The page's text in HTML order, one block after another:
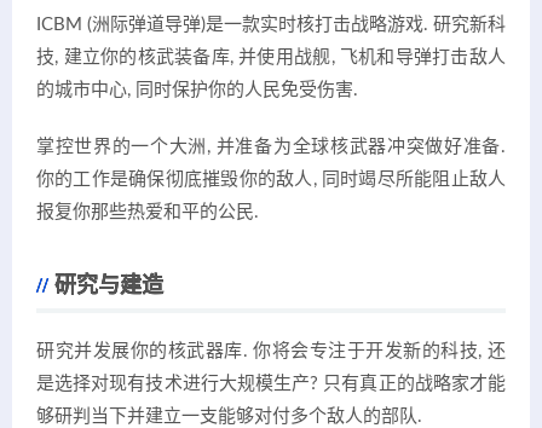
ICBM (洲际弹道导弹)是一款实时核打击战略游戏. 研究新科
技, 建立你的核武装备库, 并使用战舰, 飞机和导弹打击敌人
的城市中心, 同时保护你的人民免受伤害.
掌控世界的一个大洲, 并准备为全球核武器冲突做好准备.
你的工作是确保彻底摧毁你的敌人, 同时竭尽所能阻止敌人
报复你那些热爱和平的公民.
研究与建造
研究并发展你的核武器库. 你将会专注于开发新的科技, 还
是选择对现有技术进行大规模生产? 只有真正的战略家才能
够研判当下并建立一支能够对付多个敌人的部队.